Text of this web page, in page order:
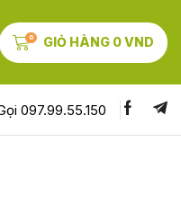
0 GIỎ HÀNG 0VND
097.99.55.150